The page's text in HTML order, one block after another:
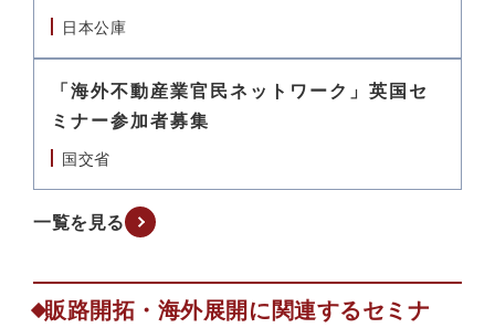
日本公庫
「海外不動産業官民ネットワーク」英国セ
ミナー参加者募集
国交省
一覧を見る
販路開拓・海外展開に関連するセミナ